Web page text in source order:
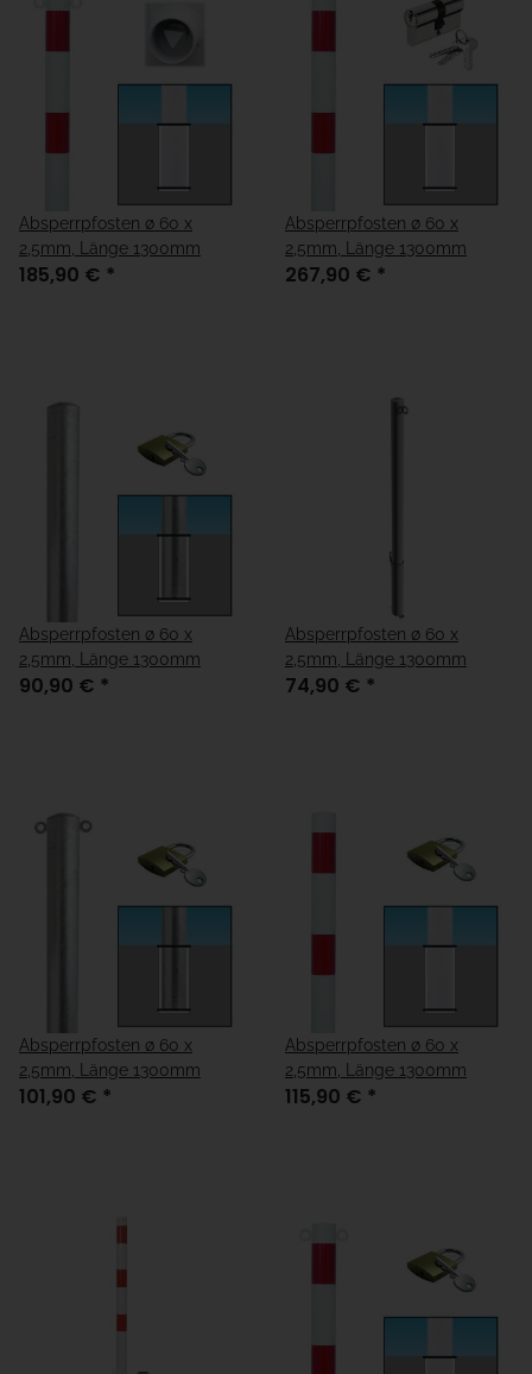
Absperrpfosten ø 60 x
2,5mm, Länge 1300mm
185,90 € *
Absperrpfosten ø 60 x
2,5mm, Länge 1300mm
267,90 € *
Absperrpfosten ø 60 x
2,5mm, Länge 1300mm
90,90 € *
Absperrpfosten ø 60 x
2,5mm, Länge 1300mm
74,90 € *
Absperrpfosten ø 60 x
2,5mm, Länge 1300mm
101,90 € *
Absperrpfosten ø 60 x
2,5mm, Länge 1300mm
115,90 € *